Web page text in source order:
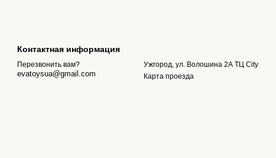
Контактная информация
Перезвонить вам?
evatoysua@gmail.com
Ужгород, ул. Волошина 2А ТЦ City
Карта проезда